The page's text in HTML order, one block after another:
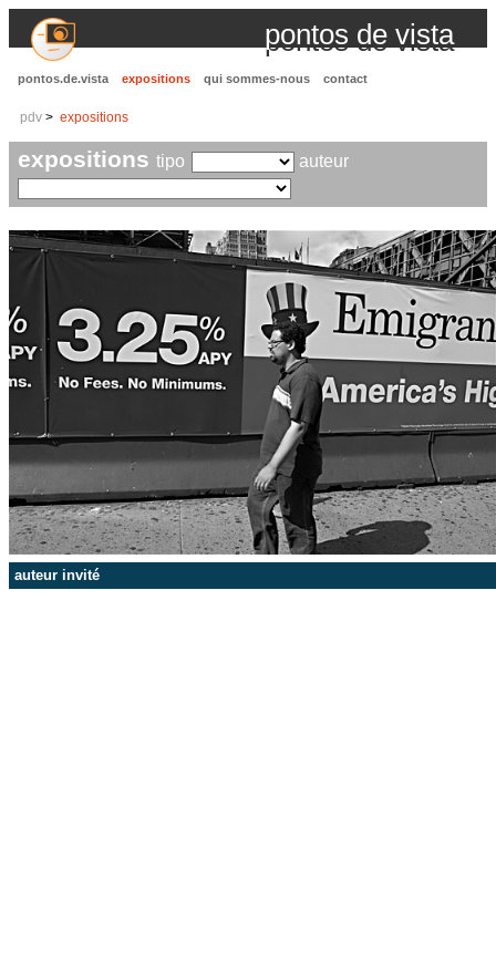
pontos de vista
pontos.de.vista expositions qui sommes-nous contact
pdv expositions
expositions tipo auteur
auteur invité